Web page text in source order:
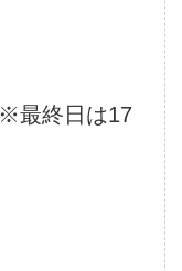
最終日は17